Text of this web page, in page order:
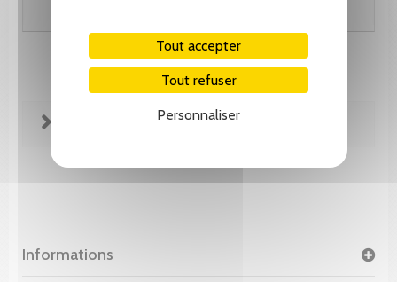
Tout accepter
Tout refuser
Personnaliser
FICHE TECHNIQUE
Informations